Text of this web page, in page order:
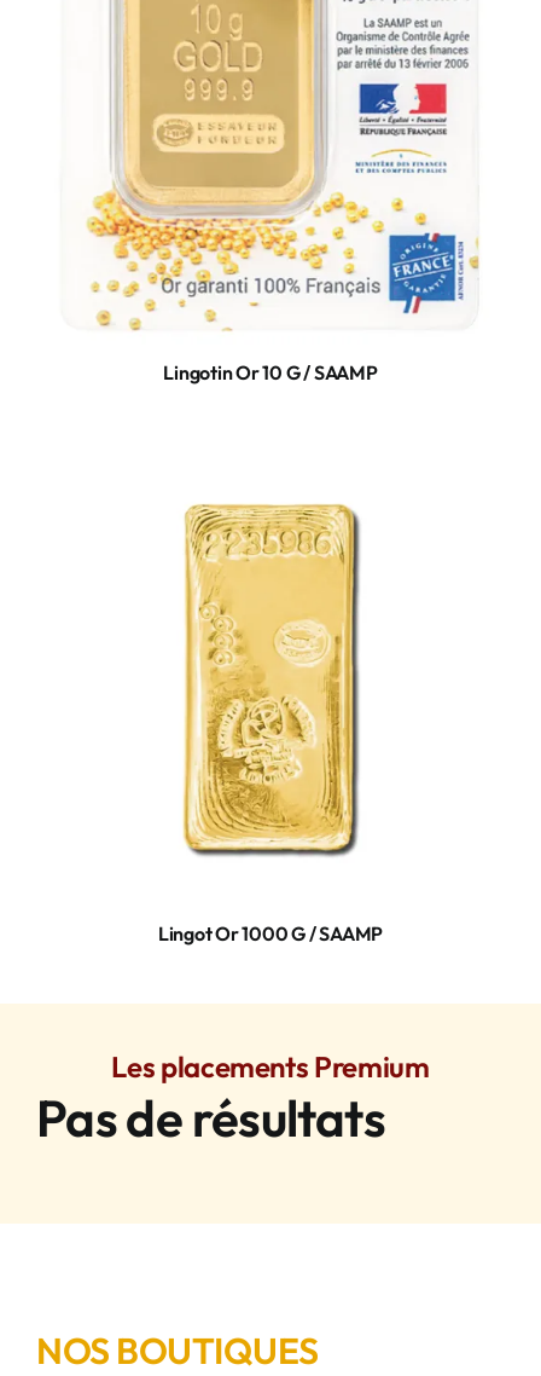
Lingotin Or 10 G / SAAMP
Lingot Or 1000 G / SAAMP
Les placements Premium
Pas de résultats
NOS BOUTIQUES